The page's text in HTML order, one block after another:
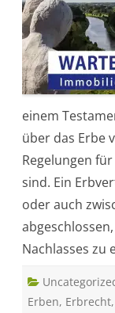
e
i
n
E
r
b
v
e
r
r
g
F
r
v
r
c
i
t
einem
über das Erbe
Regelungen
sind. Ein
oder auch
Nachlasses zu
Erben, Erbrecht,